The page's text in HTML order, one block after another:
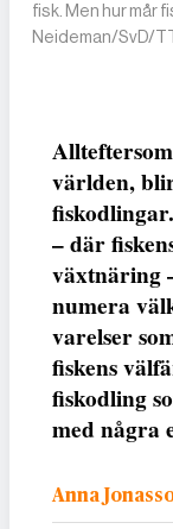
fisk. Men hur mår
Neideman/SvD/
världen,
– där
växtnäring
numera
varelser
fiskens
fiskodling
med några
Anna